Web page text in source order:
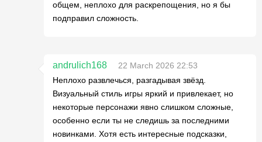
общем, неплохо для раскрепощения, но я бы
подправил сложность.
andrulich168
22 March 2026 22:53
Неплохо развлечься, разгадывая звёзд.
Визуальный стиль игры яркий и привлекает, но
некоторые персонажи явно слишком сложные,
особенно если ты не следишь за последними
новинками. Хотя есть интересные подсказки,